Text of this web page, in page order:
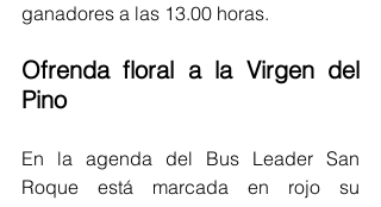
ganadores a las 13.00 horas.
Ofrenda floral a la Virgen del
Pino
En la agenda del Bus Leader San
Roque está marcada en rojo su